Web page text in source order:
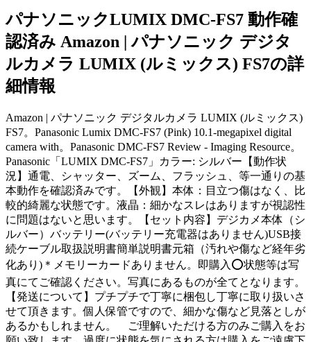
パナソニックLUMIX DMC-FS7 動作確
認済み Amazon | パナソニック デジタ
ルカメラ LUMIX (ルミックス) FS7の詳
細情報
Amazon | パナソニック デジタルカメラ LUMIX (ルミックス)
FS7。Panasonic Lumix DMC-FS7 (Pink) 10.1-megapixel digital
camera with。Panasonic DMC-FS7 Review - Imaging Resource。
Panasonic「LUMIX DMC-FS7」カラー: シルバー【動作状
況】通電、シャッター、ズーム、フラッシュ、等一通りの基
本動作を確認済みです。【外観】本体：目立つ傷はなく、比
較的綺麗な状態です。液晶：細かなスレはありますが視認性
に問題はないと思います。【セット内容】デジカメ本体（シ
ルバー）バッテリー(バッテリー充電器はありません)USB接
続ケーブル取扱説明書簡単説明書元箱（汚れや傷など経年劣
化あり)＊メモリーカードありません。即購入⭕️状態等は写
真にてご確認ください。写真にあるものが全てとなります。
【発送について】プチプチで丁寧に梱包し丁寧に取り扱いさ
せて頂きます。個人保管ですので、細かな傷など見落としが
あるかもしれません。 ご理解いただける方のみご購入をお